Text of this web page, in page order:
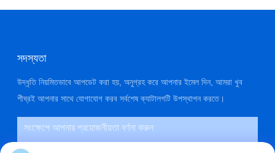
সদস্যতা
উদ্ধৃতি নিয়মিতভাবে আপডেট করা হয়, অনুগ্রহ করে আপনার ইমেল দিন, আমরা খুব
শীঘ্রই আপনার সাথে যোগাযোগ করব সর্বশেষ ক্যাটালগটি উপস্থাপন করতে।